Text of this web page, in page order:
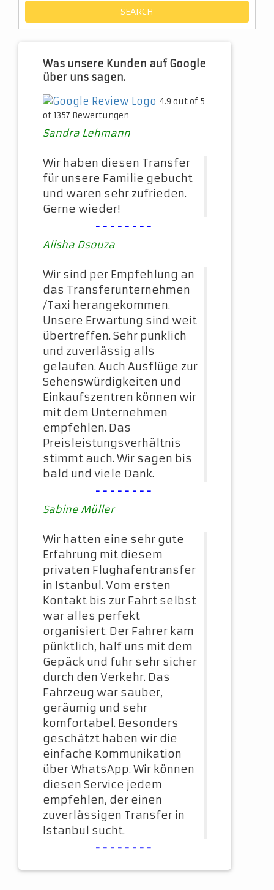
Was unsere Kunden auf Google
über uns sagen.
4.9 out of 5
of 1357 Bewertungen
Sandra Lehmann
Wir haben diesen Transfer
für unsere Familie gebucht
und waren sehr zufrieden.
Gerne wieder!
--------
Alisha Dsouza
Wir sind per Empfehlung an
das Transferunternehmen
/Taxi herangekommen.
Unsere Erwartung sind weit
übertreffen. Sehr punklich
und zuverlässig alls
gelaufen. Auch Ausflüge zur
Sehenswürdigkeiten und
Einkaufszentren können wir
mit dem Unternehmen
empfehlen. Das
Preisleistungsverhältnis
stimmt auch. Wir sagen bis
bald und viele Dank.
--------
Sabine Müller
Wir hatten eine sehr gute
Erfahrung mit diesem
privaten Flughafentransfer
in Istanbul. Vom ersten
Kontakt bis zur Fahrt selbst
war alles perfekt
organisiert. Der Fahrer kam
pünktlich, half uns mit dem
Gepäck und fuhr sehr sicher
durch den Verkehr. Das
Fahrzeug war sauber,
geräumig und sehr
komfortabel. Besonders
geschätzt haben wir die
einfache Kommunikation
über WhatsApp. Wir können
diesen Service jedem
empfehlen, der einen
zuverlässigen Transfer in
Istanbul sucht.
--------